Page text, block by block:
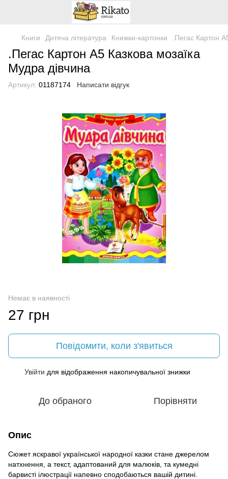
Книги Дитяча література Книжки-картонки .Пегас Картон
.Пегас Картон А5 Казкова мозаїка
Мудра дівчина
Артикул: 01187174 Написати відгук
Немає в наявності
27 грн
Повідомити, коли з'явиться
Увійти для відображення накопичувальної знижки
До обраного Порівняти
Опис
Сюжет яскравої української народної казки стане джерелом
натхнення, а текст, адаптований для малюків, та кумедні
барвисті ілюстрації напевно сподобаються вашій дитині.